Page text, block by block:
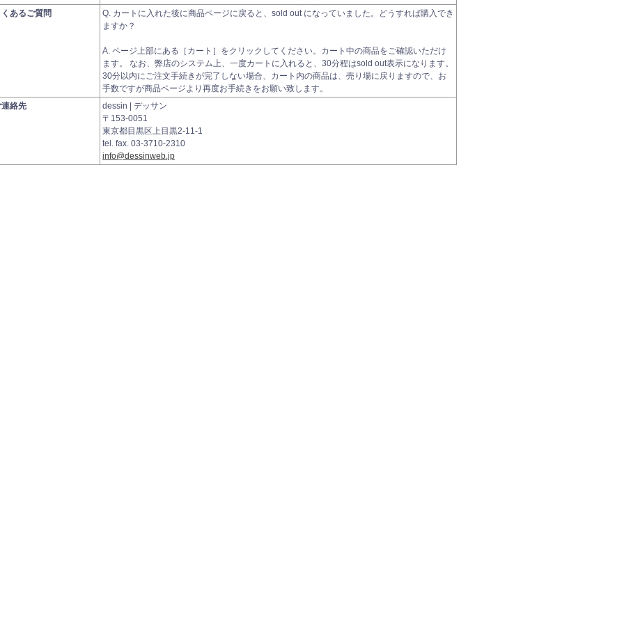
あるご質問
Q. カートに入れた後に商品ページに戻ると、sold out になっていました。どうすれば購入でき
ますか？
A. ページ上部にある［カート］をクリックしてください。カート中の商品をご確認いただけ
ます。 なお、弊店のシステム上、一度カートに入れると、30分程はsold out表示になります。
30分以内にご注文手続きが完了しない場合、カート内の商品は、売り場に戻りますので、お
手数ですが商品ページより再度お手続きをお願い致します。
絡先
dessin | デッサン
〒153-0051
東京都目黒区上目黒2-11-1
tel. fax. 03-3710-2310
info@dessinweb.jp